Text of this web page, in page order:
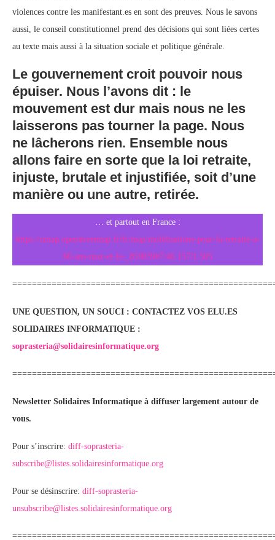
violences contre les manifestant.es en sont des preuves. Nous le savons
aussi, le conseil constitutionnel prend des décisions qui sont liées certes
au texte mais aussi à la situation sociale et politique générale.
Le gouvernement croit pouvoir nous
épuiser. Nous l’avons dit : le
mouvement est dur mais nous ne les
laisserons pas tourner la page. Nous
ne lâcherons rien. Ensemble nous
allons faire en sorte que la loi retraite,
injuste, brutale et injustifiée, soit d’une
manière ou une autre, retirée.
… et partout en France :
https://umap.openstreetmap.fr/fr/map/mobilisations-pour-la-retraite-a-
60-ans-max-et-le-_859839#7/46.157/1.505
UNE QUESTION, UN SOUCI : CONTACTEZ VOS ELU.ES
SOLIDAIRES INFORMATIQUE :
soprasteria@solidairesinformatique.org
Newsletter Solidaires Informatique à diffuser largement autour de
vous.
Pour s’inscrire: diff-soprasteria-
subscribe@listes.solidairesinformatique.org
Pour se désinscrire: diff-soprasteria-
unsubscribe@listes.solidairesinformatique.org